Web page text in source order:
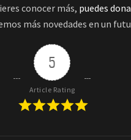
conocer más, puedes
más novedades en un
5
Article Rating